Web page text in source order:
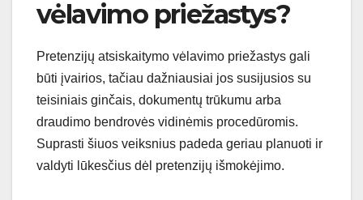
vėlavimo priežastys?
Pretenzijų atsiskaitymo vėlavimo priežastys gali
būti įvairios, tačiau dažniausiai jos susijusios su
teisiniais ginčais, dokumentų trūkumu arba
draudimo bendrovės vidinėmis procedūromis.
Suprasti šiuos veiksnius padeda geriau planuoti ir
valdyti lūkesčius dėl pretenzijų išmokėjimo.